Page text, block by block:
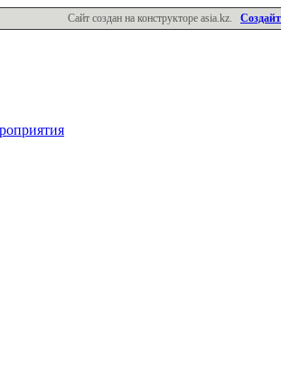
Сайт создан на конструкторе asia.kz.